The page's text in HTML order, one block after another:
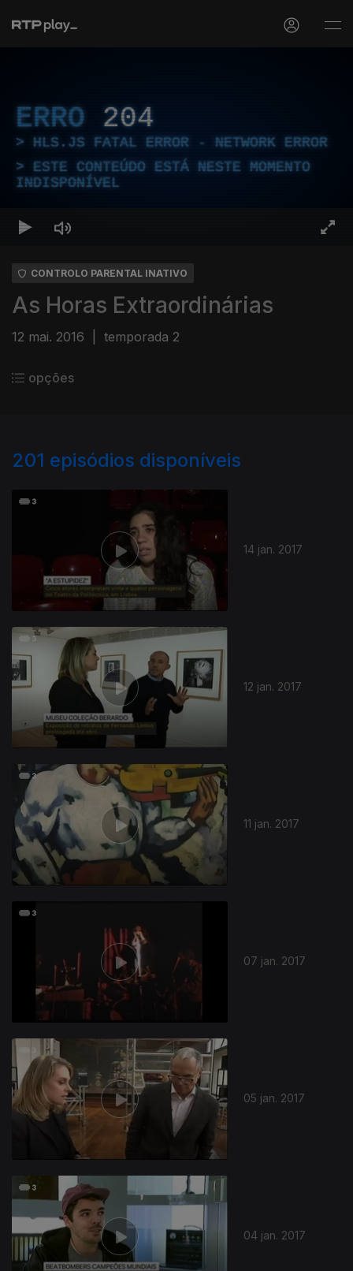
ERRO 204
HLS.JS FATAL ERROR - NETWORK ERROR
ESTE CONTEÚDO ESTÁ NESTE MOMENTO
INDISPONÍVEL
CONTROLO PARENTAL INATIVO
As Horas Extraordinárias
12 mai. 2016 temporada 2
opções
201 episódios disponíveis
14 jan. 2017
12 jan. 2017
11 jan. 2017
07 jan. 2017
05 jan. 2017
04 jan. 2017